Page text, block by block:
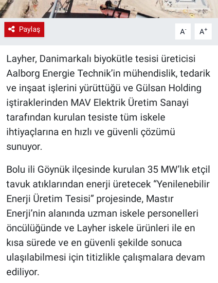
Paylaş A- A+
Layher, Danimarkalı biyokütle tesisi üreticisi
Aalborg Energie Technik’in mühendislik, tedarik
ve inşaat işlerini yürüttüğü ve Gülsan Holding
iştiraklerinden MAV Elektrik Üretim Sanayi
tarafından kurulan tesiste tüm iskele
ihtiyaçlarına en hızlı ve güvenli çözümü
sunuyor.
Bolu ili Göynük ilçesinde kurulan 35 MW’lık etçil
tavuk atıklarından enerji üretecek “Yenilenebilir
Enerji Üretim Tesisi” projesinde, Mastır
Enerji’nin alanında uzman iskele personelleri
öncülüğünde ve Layher iskele ürünleri ile en
kısa sürede ve en güvenli şekilde sonuca
ulaşılabilmesi için titizlikle çalışmalara devam
ediliyor.